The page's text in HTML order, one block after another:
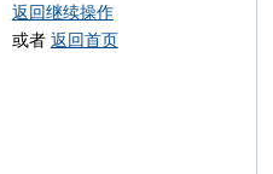
返回继续操作
或者 返回首页